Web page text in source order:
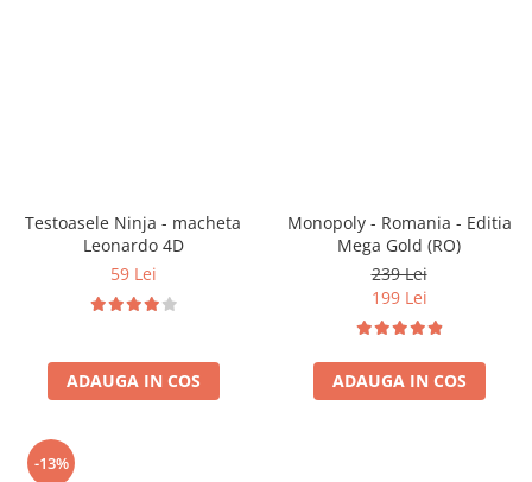
Dixit
Orchard Games
Carti de joc
Jocuri de masa
Jocuri de societate in limba
romana
Testoasele Ninja - macheta
Leonardo 4D
59 Lei
ADAUGA IN COS
Monopoly - Romania - Editia
Mega Gold (RO)
239 Lei
199 Lei
ADAUGA IN COS
-13%